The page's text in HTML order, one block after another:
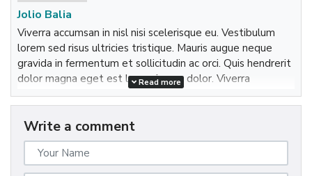
adipiscing enim eu turpis. Semper eget duis at tellus at urna
condimentum. Lectus arcu bibendum at varius vel pharetra
vel turpis. Eu volutpat odio facilisis mauris sit amet massa
vitae. Ullamcorper malesuada proin libero nunc consequat
interdum varius sit amet. Placerat in egestas erat imperdiet
sed euismod nisi. Maecenas ultricies mi eget mauris. Purus
semper eget duis at.
Jolio Balia
Viverra accumsan in nisl nisi scelerisque eu. Vestibulum
lorem sed risus ultricies tristique. Mauris augue neque
gravida in fermentum et sollicitudin ac orci. Quis hendrerit
dolor magna eget est lorem ipsum dolor. Viverra
accumsan in nisl nisi scelerisque eu. Vestibulum lorem sed
risus ultricies tristique. Mauris augue neque gravida in
fermentum et sollicitudin ac orci.
Read more
Write a comment